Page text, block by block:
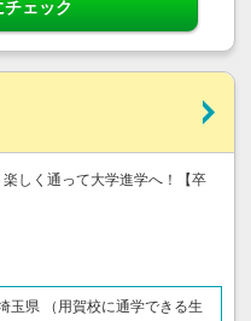
チェック
しく通って大学進学へ！【卒
玉県 （用賀校に通学できる生